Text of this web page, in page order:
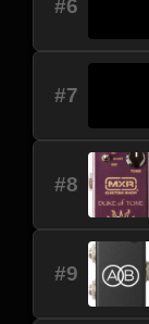
#6
#7
#8
#9